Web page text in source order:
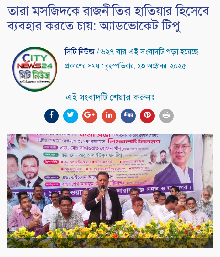
তারা মসজিদকে রাজনীতির হাতিয়ার হিসেবে
ব্যবহার করতে চায়: অ্যাডভোকেট টিপু
সিটি নিউজ / ৬২৭ বার এই সংবাদটি পড়া হয়েছে
প্রকাশের সময় : বৃহস্পতিবার, ২৩ অক্টোবর, ২০২৫
এই সংবাদটি শেয়ার করুনঃ